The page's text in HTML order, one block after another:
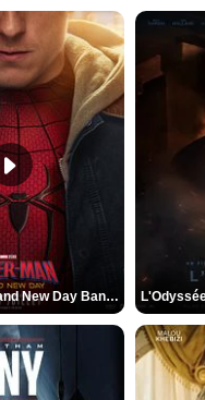
Spider-Man: Brand New Day Bande-annonce VO STFR